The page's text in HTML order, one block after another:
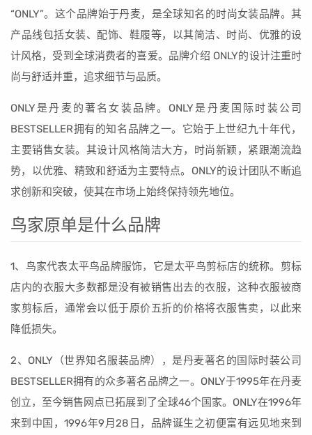
“ONLY”。这个品牌始于丹麦，是全球知名的时尚女装品牌。其
产品线包括女装、配饰、鞋履等，以其简洁、时尚、优雅的设
计风格，受到全球消费者的喜爱。品牌介绍 ONLY的设计注重时
尚与舒适并重，追求细节与品质。
ONLY是丹麦的著名女装品牌。ONLY是丹麦国际时装公司
BESTSELLER拥有的知名品牌之一。它始于上世纪九十年代，
主要销售女装。其设计风格简洁大方，时尚新颖，紧跟潮流趋
势，以优雅、精致和舒适为主要特点。ONLY的设计团队不断追
求创新和突破，使其在市场上始终保持领先地位。
鸟家原单是什么品牌
1、鸟家代表太平鸟品牌服饰，它是太平鸟剪标店的统称。剪标
店内的衣服大多数都是没有被销售出去的衣服，这种衣服被商
家剪标后，通常会以低于原价五折的价格将衣服售卖，以此来
降低损失。
2、ONLY（世界知名服装品牌），是丹麦著名的国际时装公司
BESTSELLER拥有的众多著名品牌之一。ONLY于1995年在丹麦
创立，至今销售网点已拓展到了全球46个国家。ONLY在1996年
来到中国，1996年9月28日，品牌诞生之初便富有远见地来到